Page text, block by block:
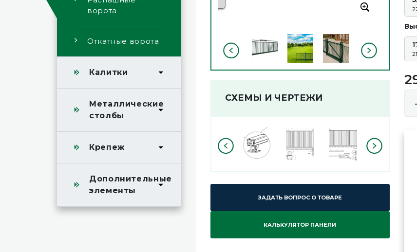
ворота
Откатные ворота
Калитки
Металлические
столбы
Крепеж
Дополнительные
элементы
СХЕМЫ И ЧЕРТЕЖИ
ЗАДАТЬ ВОПРОС О ТОВАРЕ
КАЛЬКУЛЯТОР ПАНЕЛИ